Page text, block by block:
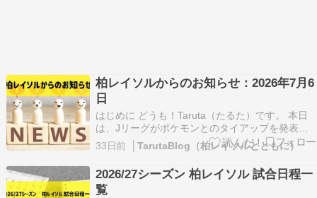
柏レイソルからのお知らせ：2026年7月6
日
はじめに どうも！Taruta（たるた）です。 本日
は、Jリーグがポケモンとのタイアップを発表し
たという、非常に楽しげなニュースが掲載されて
いました。 Jリーグ、ポケモンとのタイアップを
発表！ 「進化」をテーマに全60クラブで「ポ
ケ… https://news.yahoo.co.…
33日前 │TarutaBlog（柏レイソルとともに）
2026/27シーズン 柏レイソル 試合日程一
覧